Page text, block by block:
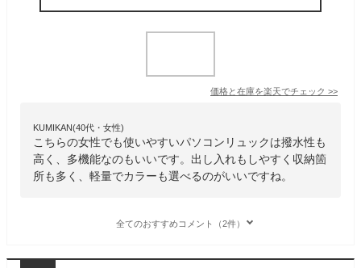
価格と在庫を楽天でチェック >>
KUMIKAN(40代・女性)
こちらの女性でも使いやすいパソコンリュックは撥水性も
高く、多機能なのもいいです。出し入れもしやすく収納箇
所も多く、軽量でカラーも選べるのがいいですね。
全てのおすすめコメント（2件）